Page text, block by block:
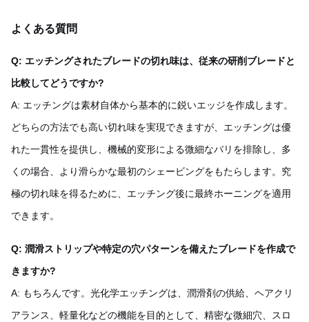
よくある質問
Q: エッチングされたブレードの切れ味は、従来の研削ブレードと
比較してどうですか?
A: エッチングは素材自体から基本的に鋭いエッジを作成します。
どちらの方法でも高い切れ味を実現できますが、エッチングは優
れた一貫性を提供し、機械的変形による微細なバリを排除し、多
くの場合、より滑らかな最初のシェービングをもたらします。究
極の切れ味を得るために、エッチング後に最終ホーニングを適用
できます。
Q: 潤滑ストリップや特定の穴パターンを備えたブレードを作成で
きますか?
A: もちろんです。光化学エッチングは、潤滑剤の供給、ヘアクリ
アランス、軽量化などの機能を目的として、精密な微細穴、スロ